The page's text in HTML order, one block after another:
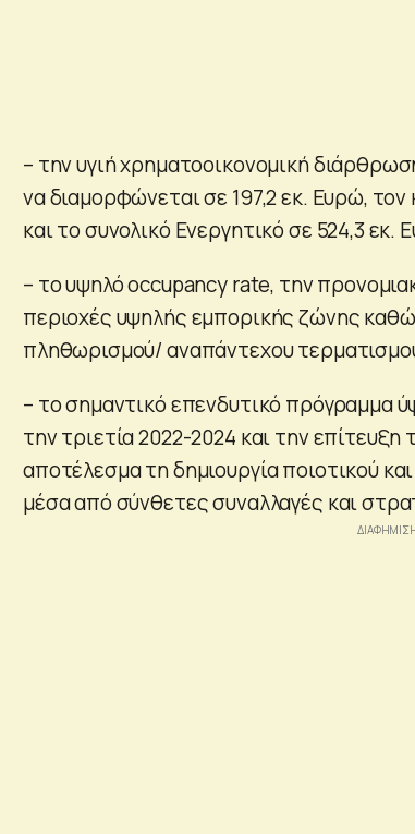
– την υγιή χρηματοοικονομική
να διαμορφώνεται σε 197,2 εκ. Ευρώ,
και το συνολικό Ενεργητικό σε 524,3 εκ.
– το υψηλό occupancy rate, την
περιοχές υψηλής εμπορικής ζώνης
πληθωρισμού/ αναπάντεχου
– το σημαντικό επενδυτικό πρόγραμμα
την τριετία 2022-2024 και την
αποτέλεσμα τη δημιουργία ποιοτικού
μέσα από σύνθετες συναλλαγές και